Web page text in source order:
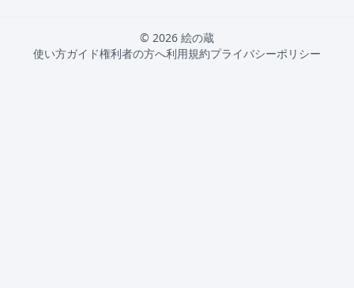
© 2026 絵の蔵
使い方ガイド権利者の方へ利用規約プライバシーポリシー